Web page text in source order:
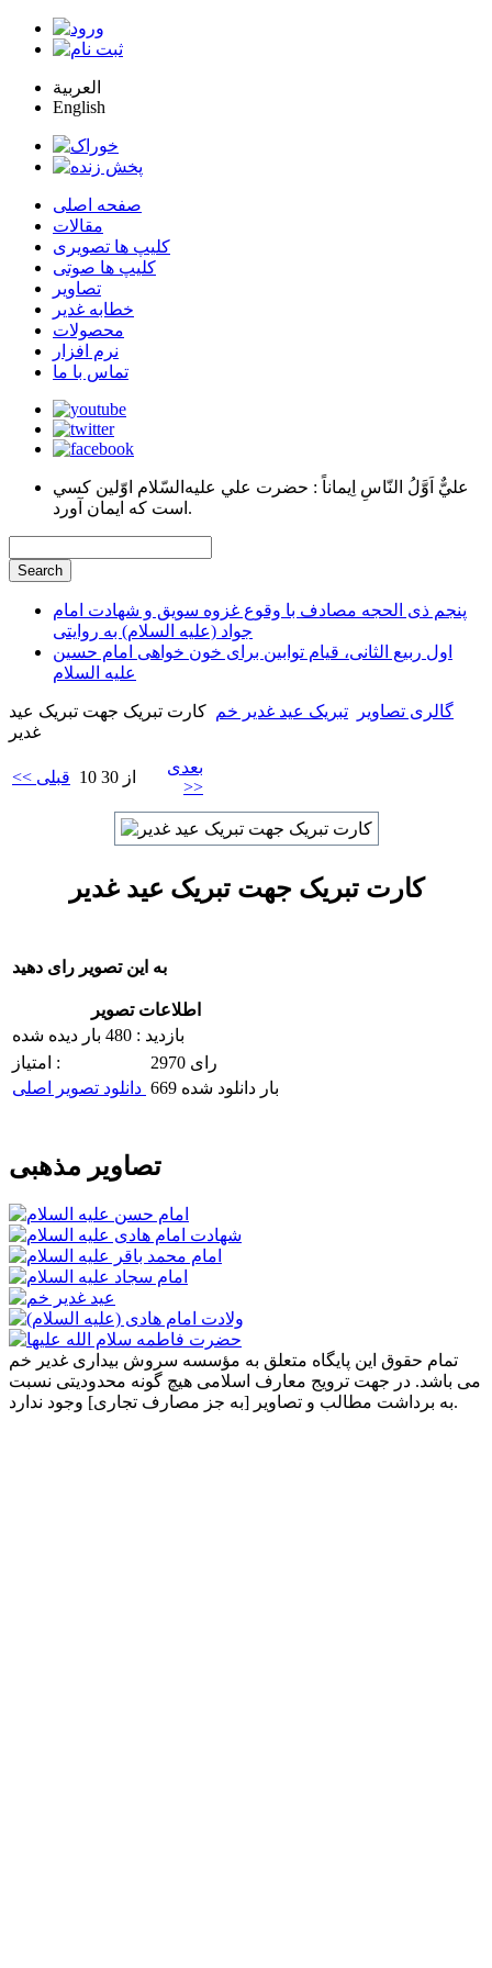
العربية
English
صفحه اصلی
مقالات
کلیپ ها تصویری
کلیپ ها صوتی
تصاویر
خطابه غدیر
محصولات
نرم افزار
تماس با ما
عليٌّ اَوَّلُ النّاسِ اِيماناً : حضرت علي عليه‌السّلام اوّلين كسي
است كه ايمان آورد.
پنجم ذی الحجه مصادف با وقوع غزوه سویق و شهادت امام
جواد (علیه السلام) به روایتی
اول ربیع الثانی، قیام توابین برای خون خواهی امام حسین
علیه السلام
گالری تصاویر تبریک عید غدیر خم کارت تبریک جهت تبریک عید
غدیر
<< قبلی 10 از 30
بعدی
>>
کارت تبریک جهت تبریک عید غدیر
به این تصویر رای دهید
اطلاعات تصویر
بازدید : 480 بار دیده شده
امتیاز :
2970 رای
669 بار دانلود شده
تصاویر مذهبی
تمام حقوق این پایگاه متعلق به مؤسسه سروش بیداری غدیر خم
می باشد. در جهت ترویج معارف اسلامی هیچ گونه محدودیتی نسبت
به برداشت مطالب و تصاویر [به جز مصارف تجاری] وجود ندارد.